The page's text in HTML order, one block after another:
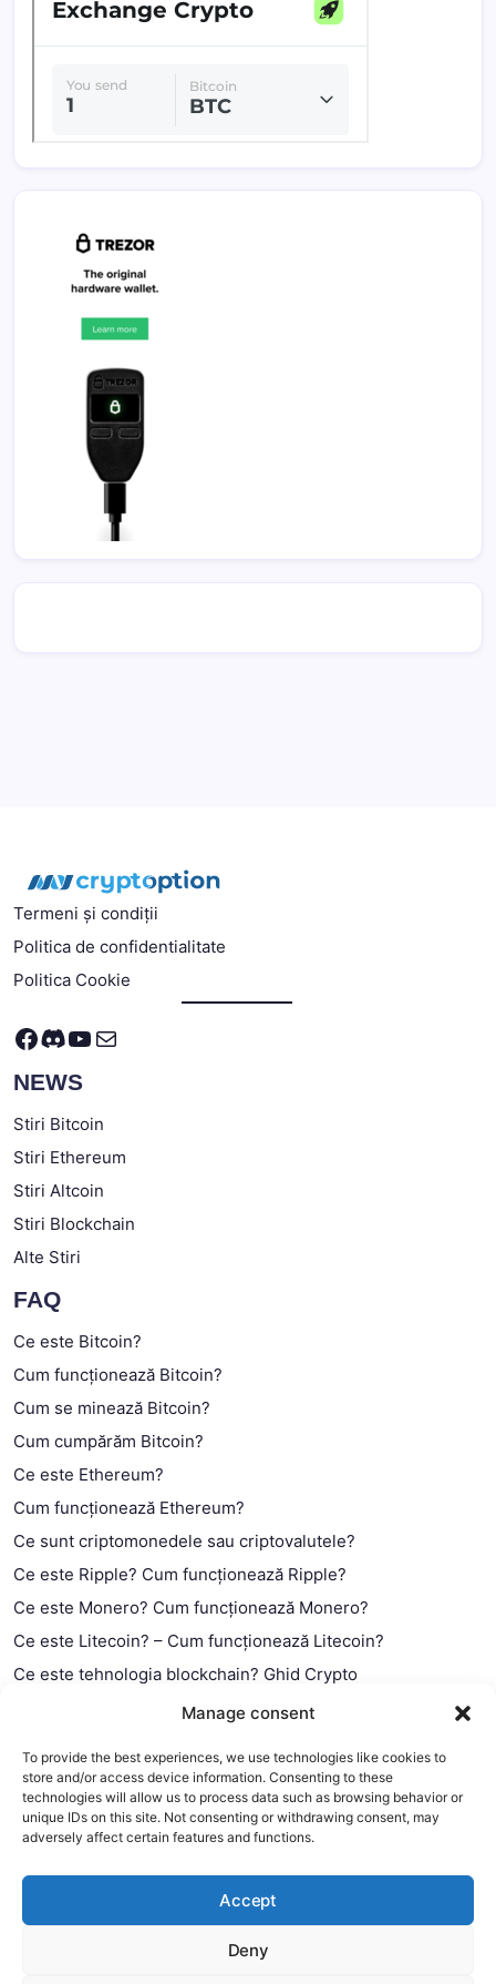
Manage consent
To provide the best experiences, we use technologies like cookies to
store and/or access device information. Consenting to these
technologies will allow us to process data such as browsing behavior or
unique IDs on this site. Not consenting or withdrawing consent, may
adversely affect certain features and functions.
Accept
Deny
Termeni și condiții
Politica de confidentialitate
Politica Cookie
Facebook
Discord
YouTube
Mail
NEWS
Stiri Bitcoin
Stiri Ethereum
Stiri Altcoin
Stiri Blockchain
Alte Stiri
FAQ
Ce este Bitcoin?
Cum funcționează Bitcoin?
Cum se minează Bitcoin?
Cum cumpărăm Bitcoin?
Ce este Ethereum?
Cum funcționează Ethereum?
Ce sunt criptomonedele sau criptovalutele?
Ce este Ripple? Cum funcționează Ripple?
Ce este Monero? Cum funcționează Monero?
Ce este Litecoin? – Cum funcționează Litecoin?
Ce este tehnologia blockchain? Ghid Crypto
Ce este contractul smart?
This website uses cookies to improve your experience. We'll